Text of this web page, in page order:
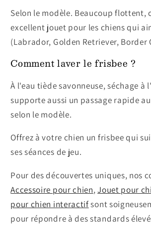
Selon le modèle. Beaucoup flottent,
excellent jouet pour les chiens qui
(Labrador, Golden Retriever, Border
Comment laver le frisbee ?
À l'eau tiède savonneuse, séchage à
supporte aussi un passage rapide
selon le modèle.
Offrez à votre chien un frisbee qui
ses séances de jeu.
Pour des découvertes uniques, nos
Accessoire pour chien,Jouet pour
pour chien interactifsont
pour répondre à des standards